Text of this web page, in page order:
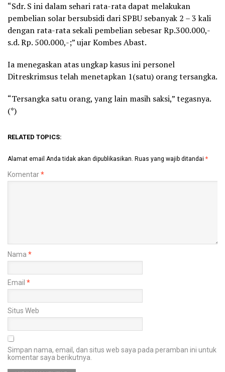
“Sdr. S ini dalam sehari rata-rata dapat melakukan
pembelian solar bersubsidi dari SPBU sebanyak 2 – 3 kali
dengan rata-rata sekali pembelian sebesar Rp.300.000,-
s.d. Rp. 500.000,-;” ujar Kombes Abast.
Ia menegaskan atas ungkap kasus ini personel
Ditreskrimsus telah menetapkan 1(satu) orang tersangka.
“Tersangka satu orang, yang lain masih saksi,” tegasnya.
(*)
RELATED TOPICS:
Alamat email Anda tidak akan dipublikasikan. Ruas yang wajib ditandai *
Komentar*
Nama *
Email *
Situs Web
Simpan nama, email, dan situs web saya pada peramban ini untuk
komentar saya berikutnya.